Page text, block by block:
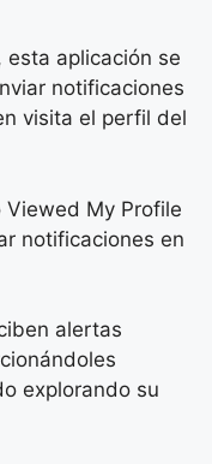
esta aplicación se
notificaciones
visita el perfil del
My Profile
notificaciones en
alertas
explorando su